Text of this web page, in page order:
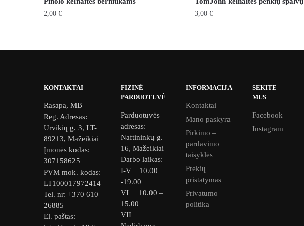
2,00€
options
may
be
chosen
on
the
product
page
3,00 €
options
may
be
chosen
on
the
product
page
KONTAKTAI
Rasapa, MB
Reg. Adresas:
Urvikių g. 3, LT-
89213, Mažeikiai
Įmonės kodas:
307158625
PVM mok. kodas:
LT100017972414
Tel. nr: +370 610
26885
El. paštas:
FIZINĖ
PARDUOTUVĖ
Parduotuvės
adresas:
Naftininkų g.
16, Mažeikiai
Darbo laikas:
I-V 10.00
-19.00
VI 10.00 –
15.00
VII
INFORMACIJA
Kontaktai
Mano paskyra
Pirkimo –
pardavimo
taisyklės
Prekių
pristatymas
Privatumo
politika
SEKITE
MUS
Facebook
Instagram